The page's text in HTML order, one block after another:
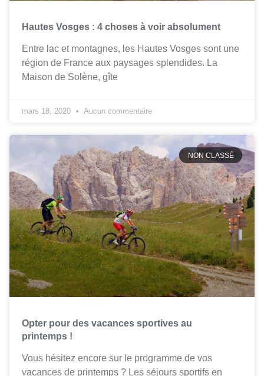
Hautes Vosges : 4 choses à voir absolument
Entre lac et montagnes, les Hautes Vosges sont une
région de France aux paysages splendides. La
Maison de Solène, gîte
mars 18, 2020 Aucun commentaire
NON CLASSÉ
Opter pour des vacances sportives au
printemps !
Vous hésitez encore sur le programme de vos
vacances de printemps ? Les séjours sportifs en